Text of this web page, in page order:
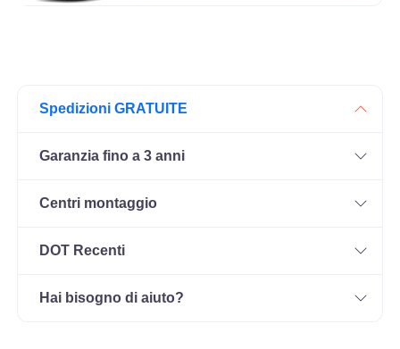
Spedizioni GRATUITE
Garanzia fino a 3 anni
Centri montaggio
DOT Recenti
Hai bisogno di aiuto?